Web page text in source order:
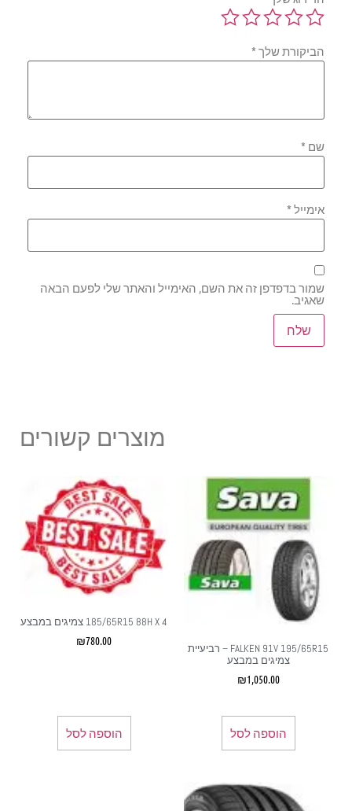
הביקורת שלך*
שם*
אימייל*
שמור בדפדפן זה את השם, האימייל והאתר שלי לפעם הבאה
שאגיב.
מוצרים קשורים
FALKEN 91V 195/65R15 – רביעיית
צמיגים במבצע
₪1,050.00
הוספה לסל
185/65R15 88H X 4 צמיגים במבצע
₪780.00
הוספה לסל